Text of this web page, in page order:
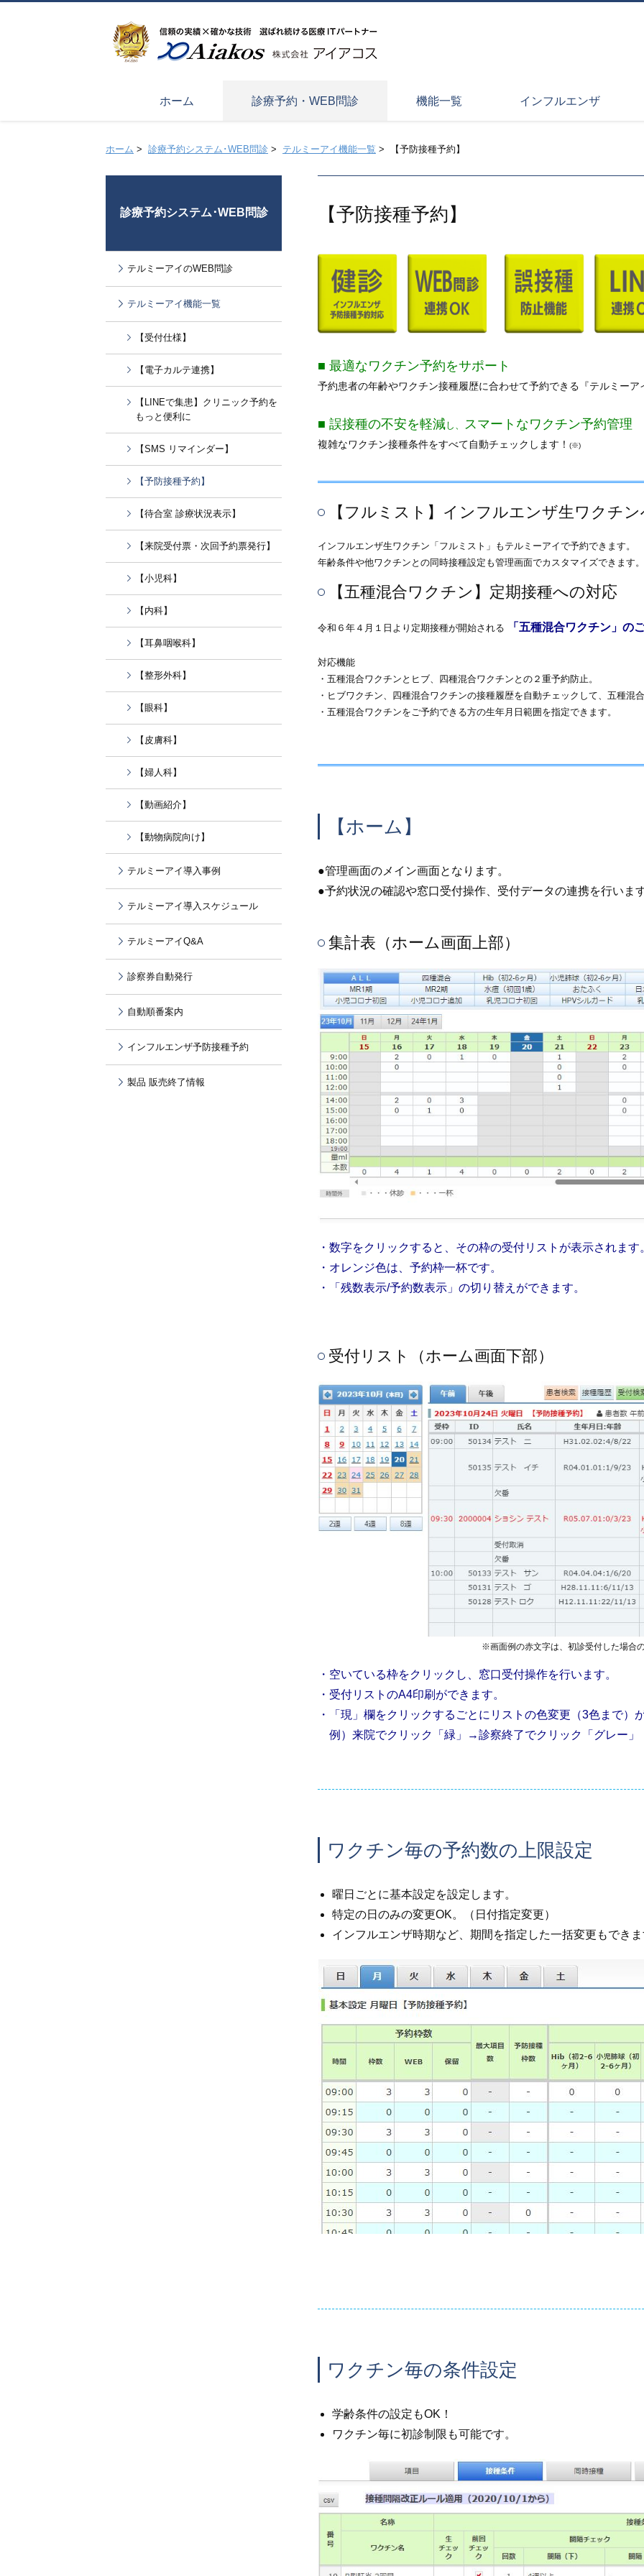
ホーム 診療予約・WEB問診 機能一覧 インフルエンザ
ホーム > 診療予約システム･WEB問診 > テルミーアイ機能一覧 > 【予防接種予約】
【予防接種予約】
■ 最適なワクチン予約をサポート
予約患者の年齢やワクチン接種履歴に合わせて予約できる『テルミー
■ 誤接種の不安を軽減し、 スマートなワクチン予約管理
複雑なワクチン接種条件をすべて自動チェックします！ (※)
【フルミスト】インフルエンザ生ワクチ
インフルエンザ生ワクチン「フルミスト」もテルミーアイで予約できます。
年齢条件や他ワクチンとの同時接種設定も管理画面でカスタマイズできます。
【五種混合ワクチン】定期接種への対応
令和６年４月１日より定期接種が開始される 「五種混合ワクチン」の
対応機能
・五種混合ワクチンとヒブ、四種混合ワクチンとの２重予約防止。
・ヒブワクチン、四種混合ワクチンの接種履歴を自動チェックして、五種混
・五種混合ワクチンをご予約できる方の生年月日範囲を指定できます。
【ホーム】
●管理画面のメイン画面となります。
●予約状況の確認や窓口受付操作、受付データの連携を行いま
集計表（ホーム画面上部）
・数字をクリックすると、その枠の受付リストが表示されます
・オレンジ色は、予約枠一杯です。
・「残数表示/予約数表示」の切り替えができます。
受付リスト（ホーム画面下部）
※画面例の赤文字は、初診受付した場合
・空いている枠をクリックし、窓口受付操作を行います。
・受付リストのA4印刷ができます。
・「現」欄をクリックするごとにリストの色変更（3色まで）
例）来院でクリック「緑」→診察終了でクリック「グレー」
ワクチン毎の予約数の上限設定
曜日ごとに基本設定を設定します。
特定の日のみの変更OK。（日付指定変更）
インフルエンザ時期など、期間を指定した一括変更もでき
ワクチン毎の条件設定
学齢条件の設定もOK！
ワクチン毎に初診制限も可能です。
診療予約システム･WEB問診
テルミーアイのWEB問診
テルミーアイ機能一覧
【受付仕様】
【電子カルテ連携】
【LINEで集患】クリニック予約を
もっと便利に
【SMS リマインダー】
【予防接種予約】
【待合室 診療状況表示】
【来院受付票・次回予約票発行】
【小児科】
【内科】
【耳鼻咽喉科】
【整形外科】
【眼科】
【皮膚科】
【婦人科】
【動画紹介】
【動物病院向け】
テルミーアイ導入事例
テルミーアイ導入スケジュール
テルミーアイQ&A
診察券自動発行
自動順番案内
インフルエンザ予防接種予約
製品 販売終了情報